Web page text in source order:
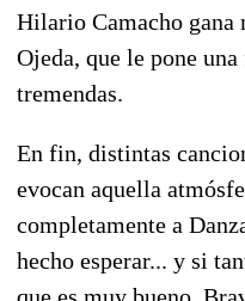
Hilario Camacho gana
Ojeda, que le pone
tremendas.
En fin, distintas
evocan aquella
completamente a
hecho esperar... y si
que es muy bueno.